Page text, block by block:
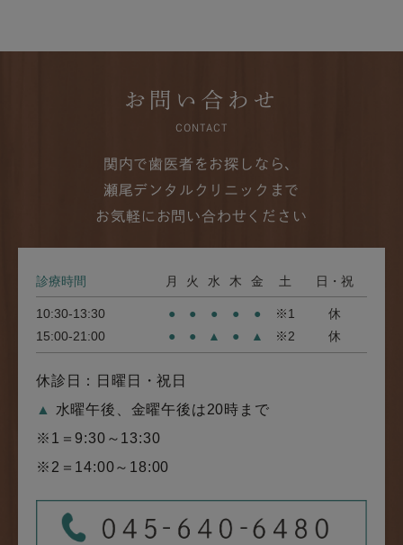
お問い合わせ
CONTACT
関内で歯医者をお探しなら、
瀬尾デンタルクリニックまで
お気軽にお問い合わせください
診療時間 月 火 水 木 金 土 日・祝
10:30-13:30 ● ● ● ● ● ※1
休
15:00-21:00
● ● ▲ ● ▲ ※2 休
休診日：日曜日・祝日
▲
水曜午後、金曜午後は20時まで
※1＝9:30～13:30
※2＝14:00～18:00